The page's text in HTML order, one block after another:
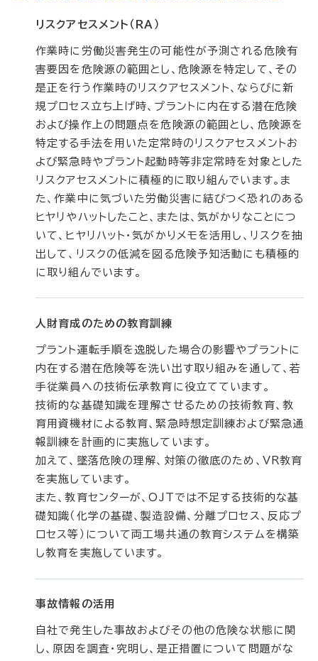
リスクアセスメント（ＲＡ）
作業時に労働災害発生の可能性が予測される危険有
害要因を危険源の範囲とし、危険源を特定して、その
是正を行う作業時のリスクアセスメント、ならびに新
規プロセス立ち上げ時、プラントに内在する潜在危険
および操作上の問題点を危険源の範囲とし、危険源を
特定する手法を用いた定常時のリスクアセスメントお
よび緊急時やプラント起動時等非定常時を対象とした
リスクアセスメントに積極的に取り組んでいます。ま
た、作業中に気づいた労働災害に結びつく恐れのある
ヒヤリやハットしたこと、または、気がかりなことにつ
いて、ヒヤリハット・気がかりメモを活用し、リスクを抽
出して、リスクの低減を図る危険予知活動にも積極的
に取り組んでいます。
人財育成のための教育訓練
プラント運転手順を逸脱した場合の影響やプラントに
内在する潜在危険等を洗い出す取り組みを通して、若
手従業員への技術伝承教育に役立てています。
技術的な基礎知識を理解させるための技術教育、教
育用資機材による教育、緊急時想定訓練および緊急通
報訓練を計画的に実施しています。
加えて、墜落危険の理解、対策の徹底のため、VR教育
を実施しています。
また、教育センターが、OJTでは不足する技術的な基
礎知識（化学の基礎、製造設備、分離プロセス、反応プ
ロセス等）について両工場共通の教育システムを構築
し教育を実施しています。
事故情報の活用
自社で発生した事故およびその他の危険な状態に関
し、原因を調査・究明し、是正措置について問題がな